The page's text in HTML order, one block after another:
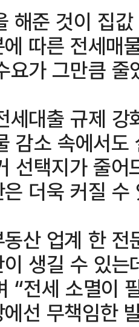
해준 것이 집
따른 전세매
요가 그만큼 줄
세대출 규제
감소 속에서
선택지가 줄
더욱 커질
산 업계 한
생길 수 있
“전세 소멸이
선 무책임한